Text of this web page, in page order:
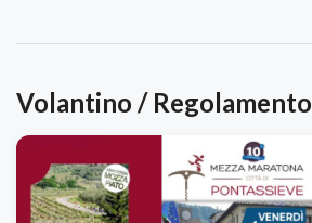
Volantino / Regolamento